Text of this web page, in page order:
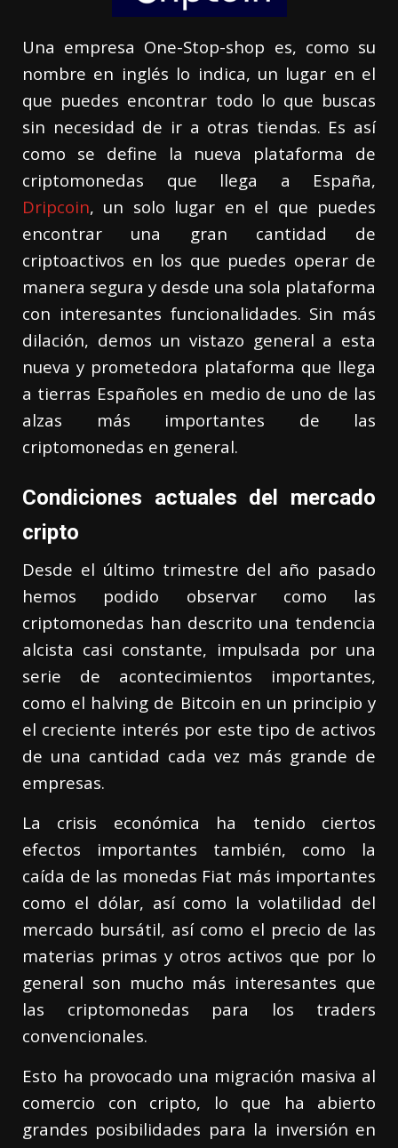
Una empresa One-Stop-shop es, como su
nombre en inglés lo indica, un lugar en el
que puedes encontrar todo lo que buscas
sin necesidad de ir a otras tiendas. Es así
como se define la nueva plataforma de
criptomonedas que llega a España,
Dripcoin, un solo lugar en el que puedes
encontrar una gran cantidad de
criptoactivos en los que puedes operar de
manera segura y desde una sola plataforma
con interesantes funcionalidades. Sin más
dilación, demos un vistazo general a esta
nueva y prometedora plataforma que llega
a tierras Españoles en medio de uno de las
alzas más importantes de las
criptomonedas en general.
Condiciones actuales del mercado
cripto
Desde el último trimestre del año pasado
hemos podido observar como las
criptomonedas han descrito una tendencia
alcista casi constante, impulsada por una
serie de acontecimientos importantes,
como el halving de Bitcoin en un principio y
el creciente interés por este tipo de activos
de una cantidad cada vez más grande de
empresas.
La crisis económica ha tenido ciertos
efectos importantes también, como la
caída de las monedas Fiat más importantes
como el dólar, así como la volatilidad del
mercado bursátil, así como el precio de las
materias primas y otros activos que por lo
general son mucho más interesantes que
las criptomonedas para los traders
convencionales.
Esto ha provocado una migración masiva al
comercio con cripto, lo que ha abierto
grandes posibilidades para la inversión en